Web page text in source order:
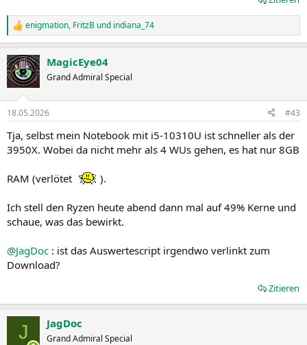
R
e
k
t
i
e
:
enigmation, FritzB und indiana_74
MagicEye04
Grand Admiral Special
18.05.2026 #43
Tja, selbst mein Notebook mit i5-10310U ist schneller als der
3950X. Wobei da nicht mehr als 4 WUs gehen, es hat nur 8GB
RAM (verlötet ).
Ich stell den Ryzen heute abend dann mal auf 49% Kerne und
schaue, was das bewirkt.
@JagDoc : ist das Auswertescript irgendwo verlinkt zum
Download?
Zitieren
J JagDoc
Grand Admiral Special